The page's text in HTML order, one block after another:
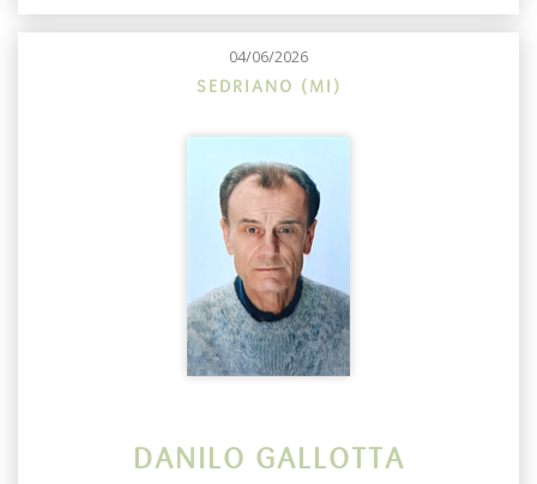
04/06/2026
SEDRIANO (MI)
DANILO GALLOTTA